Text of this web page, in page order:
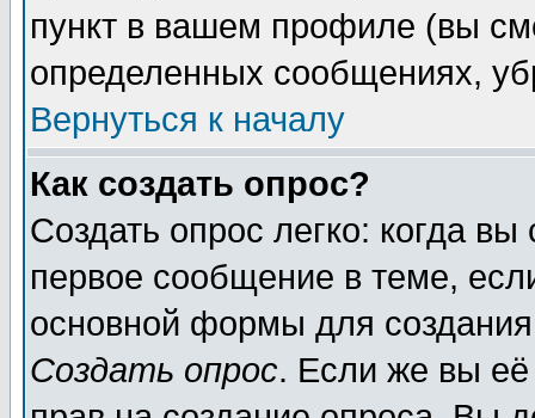
пункт в вашем профиле (вы
определенных сообщениях,
Вернуться к началу
Как создать опрос?
Создать опрос легко: когда
первое сообщение в теме,
основной формы для
Создать опрос. Если же вы её